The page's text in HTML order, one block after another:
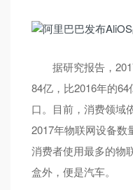
据研究报告，
84亿，比2016年的
口。目前，消费领域
2017年物联网设备数
消费者使用最多的物
盒外，便是汽车。